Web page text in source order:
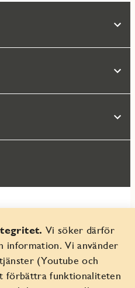
Vi söker därför
information. Vi använder
(Youtube och
förbättra funktionaliteten
AB
556359-9082